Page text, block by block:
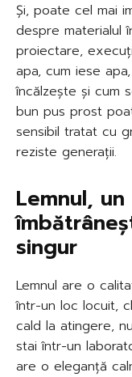
Și, poate cel mai
despre materialul
proiectare,
apa, cum iese
încălzește și cum
bun pus prost
sensibil tratat cu
reziste generații.
Lemnul,
singur
Lemnul are o
într-un loc locuit,
cald la atingere,
stai într-un
are o eleganță